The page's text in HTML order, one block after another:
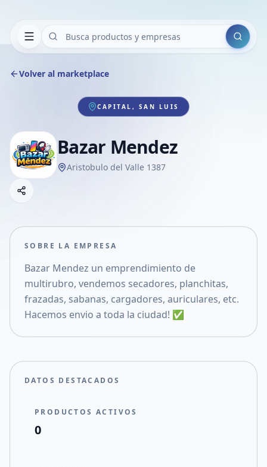
Buscar
Volver al marketplace
CAPITAL, SAN LUIS
Bazar Mendez
Aristobulo del Valle 1387
Compartir empresa
Compartir en X
SOBRE LA EMPRESA
Bazar Mendez un emprendimiento de
multirubro, vendemos secadores, planchitas,
frazadas, sabanas, cargadores, auriculares, etc.
Hacemos envio a toda la ciudad! ✅
DATOS DESTACADOS
PRODUCTOS ACTIVOS
0